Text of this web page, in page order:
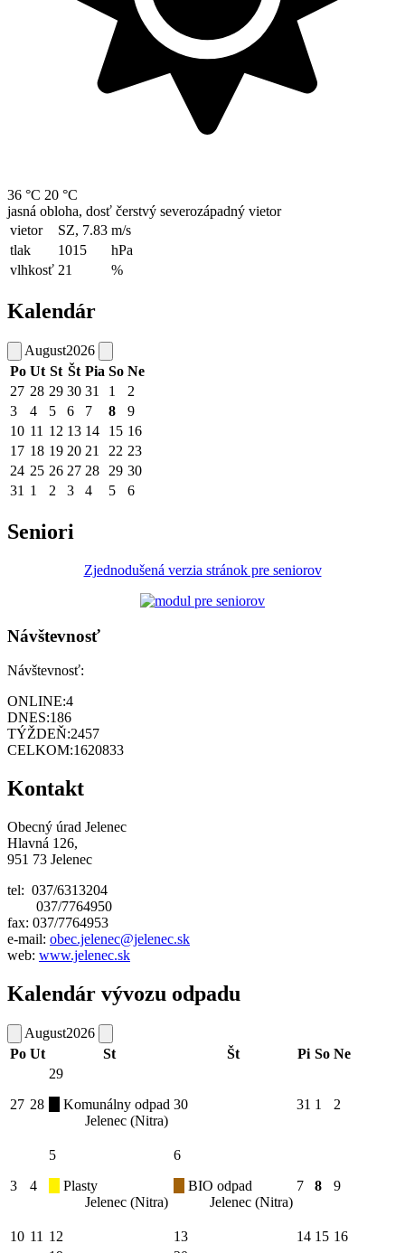
36 °C 20 °C
jasná obloha, dosť čerstvý severozápadný vietor
vietor
SZ, 7.83 m/s
tlak
1015
hPa
vlhkosť 21 %
Kalendár
August2026
Po Ut St Št Pia So Ne
27 28 29 30 31 1
2
3
4 5 6 7 8
9
10 11 12 13 14 15 16
17 18 19 20 21 22 23
24 25 26 27 28 29 30
31 1 2 3 4 5 6
Seniori
Zjednodušená verzia stránok pre seniorov
Návštevnosť
Návštevnosť:
ONLINE:4
DNES:186
TÝŽDEŇ:2457
CELKOM:1620833
Kontakt
Obecný úrad Jelenec
Hlavná 126,
951 73 Jelenec
tel: 037/6313204
037/7764950
fax: 037/7764953
e-mail: obec.jelenec@jelenec.sk
web: www.jelenec.sk
Kalendár vývozu odpadu
August2026
Po Ut St Št Pi So Ne
27 28
29
Komunálny odpad
Jelenec (Nitra)
30 31 1 2
3 4
5
Plasty
Jelenec (Nitra)
6
BIO odpad
Jelenec (Nitra)
7 8 9
10 11 12 13 14 15 16